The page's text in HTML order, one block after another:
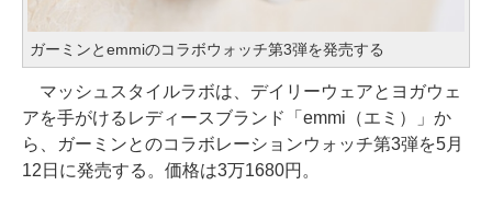
ガーミンとemmiのコラボウォッチ第3弾を発売する
マッシュスタイルラボは、デイリーウェアとヨガウェ
アを手がけるレディースブランド「emmi（エミ）」か
ら、ガーミンとのコラボレーションウォッチ第3弾を5月
12日に発売する。価格は3万1680円。